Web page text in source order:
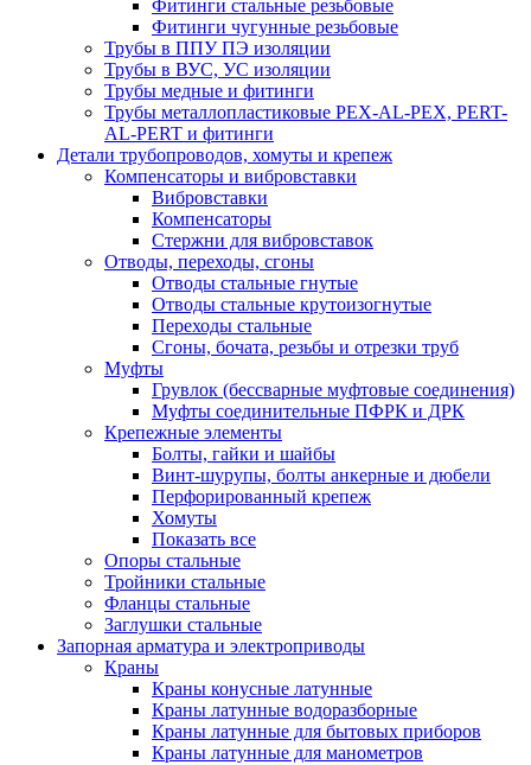
Фитинги стальные резьбовые
Фитинги чугунные резьбовые
Трубы в ППУ ПЭ изоляции
Трубы в ВУС, УС изоляции
Трубы медные и фитинги
Трубы металлопластиковые PEX-AL-PEX, PERT-
AL-PERT и фитинги
Детали трубопроводов, хомуты и крепеж
Компенсаторы и вибровставки
Вибровставки
Компенсаторы
Стержни для вибровставок
Отводы, переходы, сгоны
Отводы стальные гнутые
Отводы стальные крутоизогнутые
Переходы стальные
Сгоны, бочата, резьбы и отрезки труб
Муфты
Грувлок (бессварные муфтовые соединения)
Муфты соединительные ПФРК и ДРК
Крепежные элементы
Болты, гайки и шайбы
Винт-шурупы, болты анкерные и дюбели
Перфорированный крепеж
Хомуты
Показать все
Опоры стальные
Тройники стальные
Фланцы стальные
Заглушки стальные
Запорная арматура и электроприводы
Краны
Краны конусные латунные
Краны латунные водоразборные
Краны латунные для бытовых приборов
Краны латунные для манометров